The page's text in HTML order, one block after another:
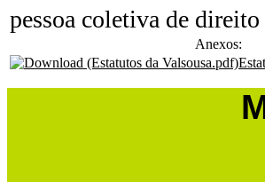
pessoa coletiva de
Anexos: